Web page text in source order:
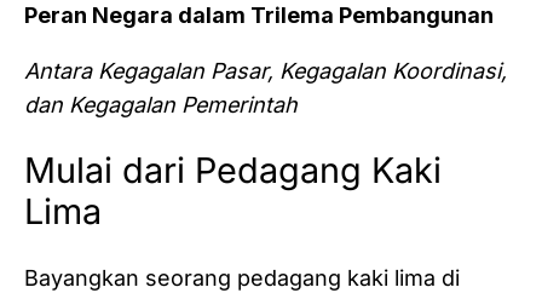
Peran Negara dalam Trilema Pembangunan
Antara Kegagalan Pasar, Kegagalan Koordinasi,
dan Kegagalan Pemerintah
Mulai dari Pedagang Kaki
Lima
Bayangkan seorang pedagang kaki lima di